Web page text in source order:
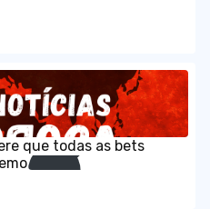
que todas as bets